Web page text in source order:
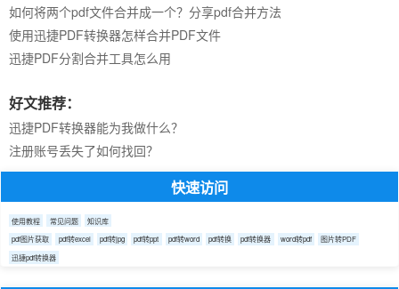
如何将两个pdf文件合并成一个？分享pdf合并方法
使用迅捷PDF转换器怎样合并PDF文件
迅捷PDF分割合并工具怎么用
好文推荐：
迅捷PDF转换器能为我做什么？
注册账号丢失了如何找回？
快速访问
使用教程 常见问题
知识库
pdf图片获取
pdf转excel pdf转jpg pdf转ppt pdf转word pdf转换 pdf转换器 word转pdf
图片转PDF
迅捷pdf转换器